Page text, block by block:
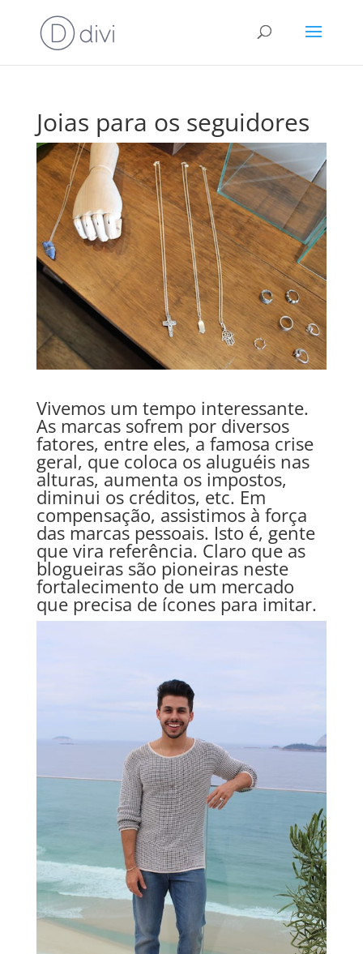
Joias para os seguidores
Vivemos um tempo interessante.
As marcas sofrem por diversos
fatores, entre eles, a famosa crise
geral, que coloca os aluguéis nas
alturas, aumenta os impostos,
diminui os créditos, etc. Em
compensação, assistimos à força
das marcas pessoais. Isto é, gente
que vira referência. Claro que as
blogueiras são pioneiras neste
fortalecimento de um mercado
que precisa de í­cones para imitar.